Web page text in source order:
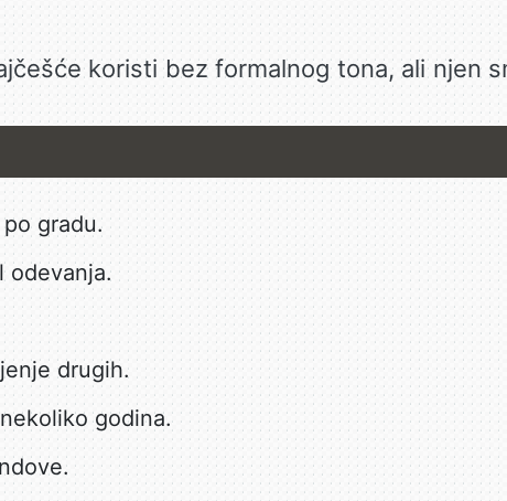
koristi bez formalnog tona, ali njen
gradu.
drugih.
godina.